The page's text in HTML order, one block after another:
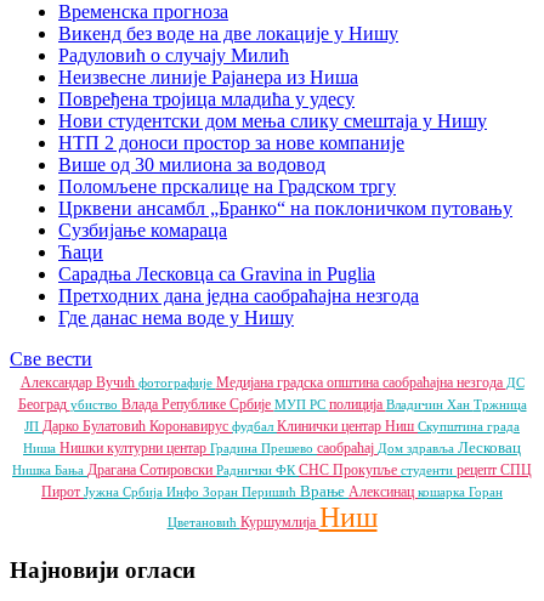
Временска прогноза
Викенд без воде на две локације у Нишу
Радуловић о случају Милић
Неизвесне линије Рајанера из Ниша
Повређена тројица младића у удесу
Нови студентски дом мења слику смештаја у Нишу
НТП 2 доноси простор за нове компаније
Више од 30 милиона за водовод
Поломљене прскалице на Градском тргу
Црквени ансамбл „Бранко“ на поклоничком путовању
Сузбијање комараца
Ћаци
Сарадња Лесковца са Gravina in Puglia
Претходних дана једна саобраћајна незгода
Где данас нема воде у Нишу
Све вести
Александар Вучић фотографије Медијана градска општина саобраћајна незгода ДС
Београд убиство Влада Републике Србије МУП РС полиција Владичин Хан Тржница
ЈП Дарко Булатовић Коронавирус фудбал Клинички центар Ниш Скупштина града
Ниша Нишки културни центар Градина Прешево саобраћај Дом здравља Лесковац
Нишка Бања Драгана Сотировски Раднички ФК СНС Прокупље студенти рецепт СПЦ
Пирот Јужна Србија Инфо Зоран Перишић Врање Алексинац кошарка Горан
Цветановић Куршумлија Ниш
Најновији огласи